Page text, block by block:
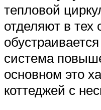
тепловой
отделяют в тех
система
основном это
коттеджей с